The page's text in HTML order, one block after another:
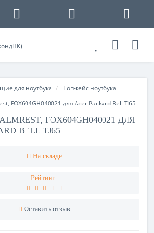
для ноутбука Топ-кейс ноутбука
FOX604GH040021 ДЛЯ
BELL TJ65
На складе
Рейтинг:
Оставить отзыв